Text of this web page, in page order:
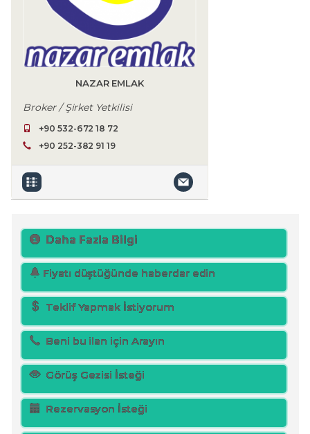
NAZAR EMLAK
Broker / Şirket Yetkilisi
+90 532-672 18 72
+90 252-382 91 19
Daha Fazla Bilgi
Fiyatı düştüğünde haberdar edin
Teklif Yapmak İstiyorum
Beni bu ilan için Arayın
Görüş Gezisi İsteği
Rezervasyon İsteği